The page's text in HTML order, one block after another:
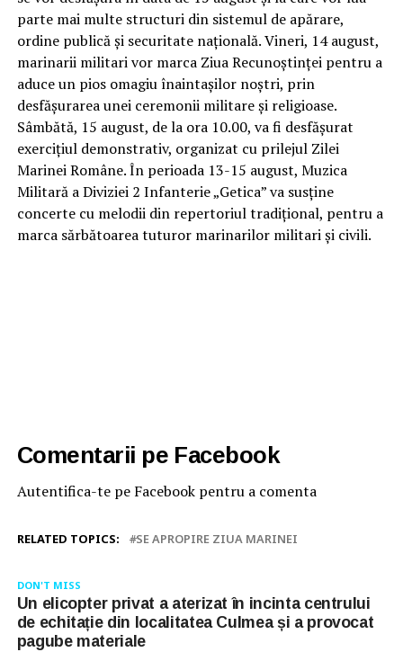
parte mai multe structuri din sistemul de apărare,
ordine publică și securitate națională. Vineri, 14 august,
marinarii militari vor marca Ziua Recunoștinței pentru a
aduce un pios omagiu înaintașilor noștri, prin
desfășurarea unei ceremonii militare și religioase.
Sâmbătă, 15 august, de la ora 10.00, va fi desfășurat
exercițiul demonstrativ, organizat cu prilejul Zilei
Marinei Române. În perioada 13-15 august, Muzica
Militară a Diviziei 2 Infanterie „Getica” va susține
concerte cu melodii din repertoriul tradițional, pentru a
marca sărbătoarea tuturor marinarilor militari și civili.
Comentarii pe Facebook
Autentifica-te pe Facebook pentru a comenta
RELATED TOPICS: SE APROPIRE ZIUA MARINEI
DON'T MISS
Un elicopter privat a aterizat în incinta centrului
de echitație din localitatea Culmea și a provocat
pagube materiale